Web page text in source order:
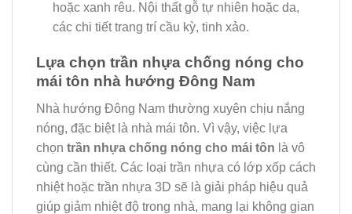
hoặc xanh rêu. Nội thất gỗ tự nhiên hoặc da,
các chi tiết trang trí cầu kỳ, tinh xảo.
Lựa chọn trần nhựa chống nóng cho
mái tôn nhà hướng Đông Nam
Nhà hướng Đông Nam thường xuyên chịu nắng
nóng, đặc biệt là nhà mái tôn. Vì vậy, việc lựa
chọn trần nhựa chống nóng cho mái tôn là vô
cùng cần thiết. Các loại trần nhựa có lớp xốp cách
nhiệt hoặc trần nhựa 3D sẽ là giải pháp hiệu quả
giúp giảm nhiệt độ trong nhà, mang lại không gian